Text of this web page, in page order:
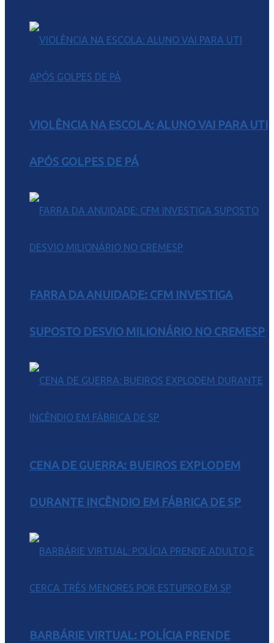
VIOLÊNCIA NA ESCOLA: ALUNO VAI PARA UTI
APÓS GOLPES DE PÁ
FARRA DA ANUIDADE: CFM INVESTIGA
SUPOSTO DESVIO MILIONÁRIO NO CREMESP
CENA DE GUERRA: BUEIROS EXPLODEM
DURANTE INCÊNDIO EM FÁBRICA DE SP
BARBÁRIE VIRTUAL: POLÍCIA PRENDE